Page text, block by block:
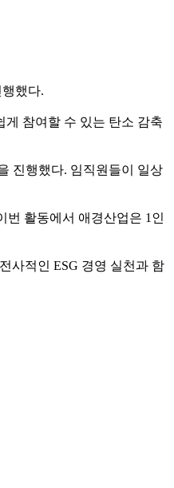
했다.
게 참여할 수 있는 탄소 감축
진행했다. 임직원들이 일상
번 활동에서 애경산업은 1인
사적인 ESG 경영 실천과 함